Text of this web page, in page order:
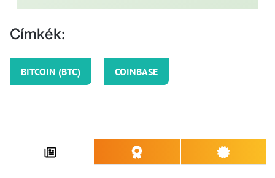
Címkék:
BITCOIN (BTC) COINBASE